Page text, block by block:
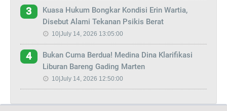
3
Kuasa Hukum Bongkar Kondisi Erin Wartia,
Disebut Alami Tekanan Psikis Berat
10|July 14, 2026 13:05:00
4
Bukan Cuma Berdua! Medina Dina Klarifikasi
Liburan Bareng Gading Marten
10|July 14, 2026 12:50:00